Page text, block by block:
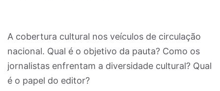
A cobertura cultural nos veículos de circulação
nacional. Qual é o objetivo da pauta? Como os
jornalistas enfrentam a diversidade cultural? Qual
é o papel do editor?